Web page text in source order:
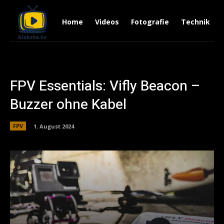
Home Videos Fotografie Technik
FPV Essentials: Vifly Beacon –
Buzzer ohne Kabel
FPV 1. August 2024